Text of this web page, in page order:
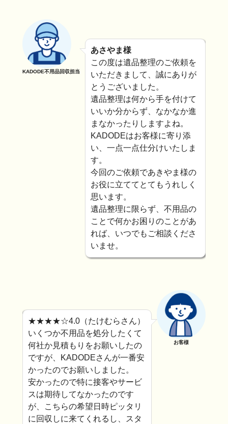
KADODE不用品回収担当
あさやま様
この度は遺品整理のご依頼を
いただきまして、誠にありが
とうございました。
遺品整理は何から手を付けて
いいか分からず、なかなか進
まなかったりしますよね。
KADODEはお客様に寄り添
い、一点一点仕分けいたしま
す。
今回のご依頼であきやま様の
お役に立ててとてもうれしく
思います。
遺品整理に限らず、不用品の
ことで何かお困りのことがあ
れば、いつでもご相談くださ
いませ。
★★★★☆4.0（たけむらさん）
いくつか不用品を処分したくて
何社か見積もりをお願いしたの
ですが、KADODEさんが一番安
かったのでお願いしました。
安かったので特に接客やサービ
スは期待してなかったのです
が、こちらの希望日時ピッタリ
に回収しに来てくれるし、スタ
お客様